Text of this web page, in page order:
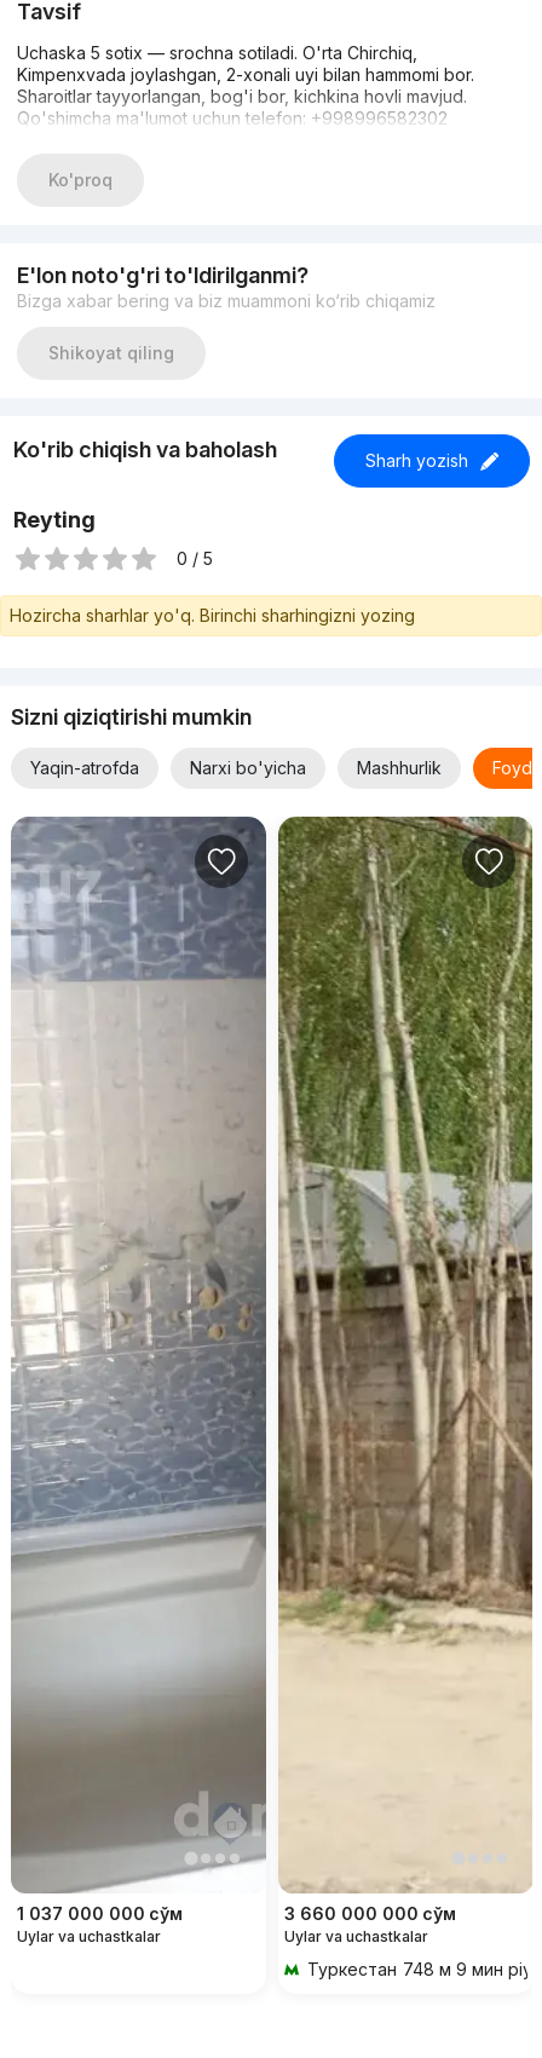
Tavsif
Uchaska 5 sotix — srochna sotiladi. O'rta Chirchiq,
Kimpenxvada joylashgan, 2-xonali uyi bilan hammomi bor.
Sharoitlar tayyorlangan, bog'i bor, kichkina hovli mavjud.
Qo'shimcha ma'lumot uchun telefon: +998996582302
Ko'proq
E'lon noto'g'ri to'ldirilganmi?
Bizga xabar bering va biz muammoni ko‘rib chiqamiz
Shikoyat qiling
Ko'rib chiqish va baholash Sharh yozish
Reyting
0 / 5
Hozircha sharhlar yo'q. Birinchi sharhingizni yozing
Sizni qiziqtirishi mumkin
Yaqin-atrofda Narxi bo'yicha Mashhurlik
1 037 000 000 сўм
Uylar va uchastkalar
3 660 000 000 сўм
Uylar va uchastkalar
Туркестан 748 м 9 мин